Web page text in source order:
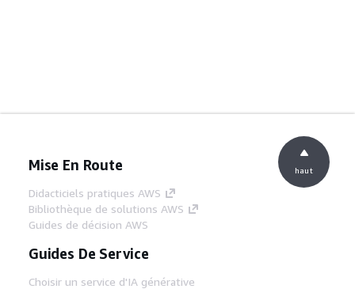
Mise En Route
Didacticiels pratiques AWS
Bibliothèque de solutions AWS
Guides de décision AWS
Guides De Service
Choisir un service d'IA générative
haut